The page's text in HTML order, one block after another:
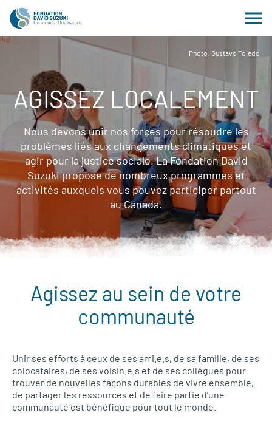
Photo: Gustavo Toledo
AGISSEZ LOCALEMENT
Nous devons unir nos forces pour résoudre les
problèmes liés aux changements climatiques et
agir pour la justice sociale. La Fondation David
Suzuki propose de nombreux programmes et
activités auxquels vous pouvez participer partout
au Canada.
Agissez au sein de votre
communauté
Unir ses efforts à ceux de ses ami.e.s, de sa famille, de ses
colocataires, de ses voisin.e.s et de ses collègues pour
trouver de nouvelles façons durables de vivre ensemble,
de partager les ressources et de faire partie d’une
communauté est bénéfique pour tout le monde.